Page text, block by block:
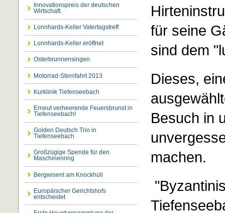
Innovationspreis der deutschen
Wirtschaft.
Lonnhards-Keller Vatertagstreff
Lonnhards-Keller eröffnet
Osterbrunnensingen
Motorrad-Sternfahrt 2013
Kurklinik Tiefenseebach
Erneut verheerende Feuersbrunst in
Tiefenseebach!
Golden Deutsch Trio in
Tiefenseebach
Großzügige Spende für den
Maschinenring
Bergwisent am Knockhüll
Europäischer Gerichtshofs
entscheidet
für seine
sind dem
Dieses,
Besuch in
machen.